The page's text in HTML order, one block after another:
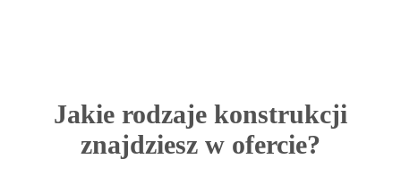
Jakie rodzaje konstrukcji
znajdziesz w ofercie?